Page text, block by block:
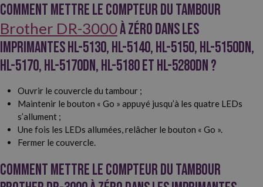
Comment mettre le compteur du tambour
Brother DR-3000à zéro dans les
imprimantes HL-5130, HL-5140, HL-5150, HL-5150DN,
HL-5170, HL-5170DN, HL-5180 et HL-5280DN ?
Ouvrir le couvercle du tambour ;
Maintenir le bouton « Go » appuyé jusqu’à les quatre LEDs
s’allument ;
Une fois les LEDs allumées, relâcher le bouton « Go ».
Fermer le couvercle.
Comment mettre le compteur du tambour